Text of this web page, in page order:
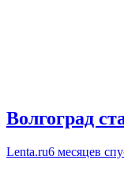
Волгоград
Lenta.ru6 месяцев